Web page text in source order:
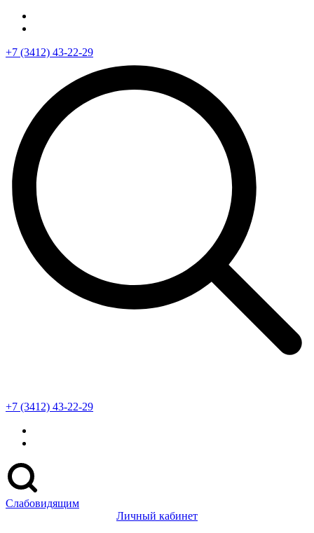
+7 (3412) 43-22-29
+7 (3412) 43-22-29
Слабовидящим
Личный кабинет